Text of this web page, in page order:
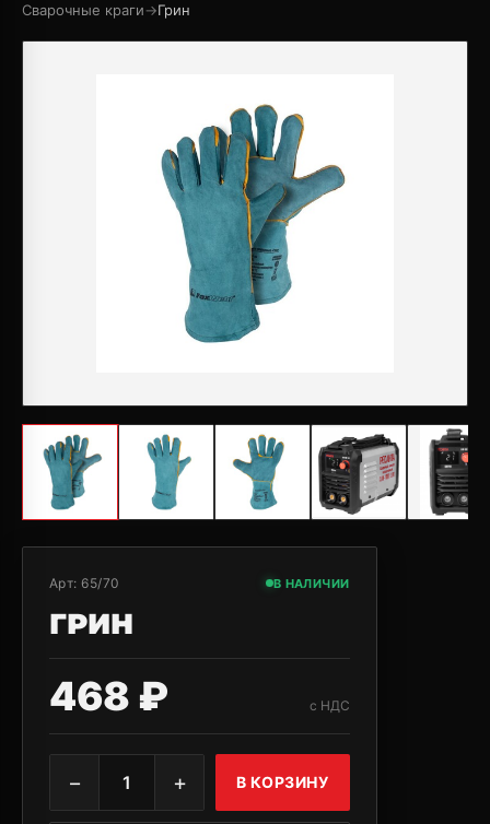
Сварочные краги→Грин
Арт: 65/70 В НАЛИЧИИ
ГРИН
468 ₽ с НДС
− 1 + В КОРЗИНУ